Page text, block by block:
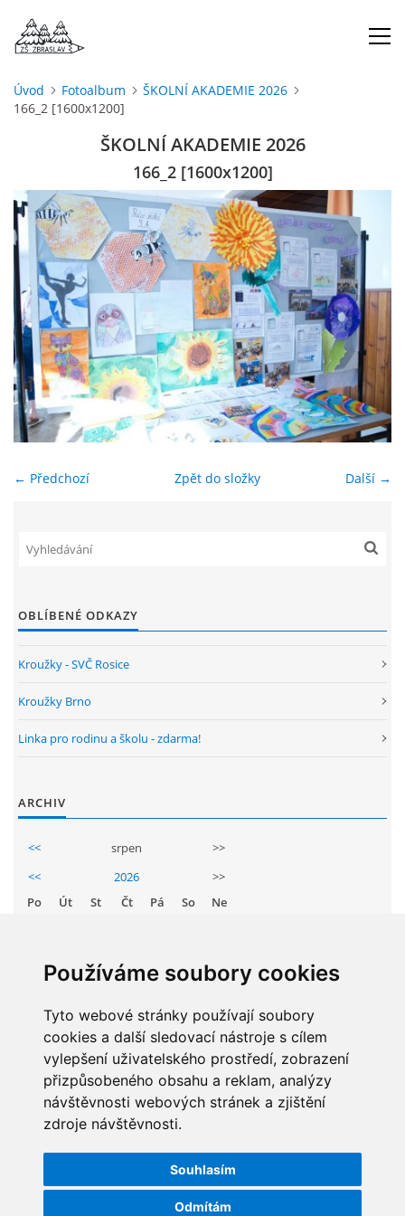
Používáme soubory cookies
Tyto webové stránky používají soubory
cookies a další sledovací nástroje s cílem
vylepšení uživatelského prostředí, zobrazení
přizpůsobeného obsahu a reklam, analýzy
návštěvnosti webových stránek a zjištění
zdroje návštěvnosti.
Souhlasím
Odmítám
ÚVOD
ŠKOLNÍ ROK
DOKUMENTY
ŠKOLSKÁ RADA
PROJEKTY
ENVIRONMENTÁLNÍ VÝCHOVA
ŠKOLNÍ DRUŽINA
ŠKOLNÍ JÍDELNA
ARCHIV
PŘEDŠKOLÁCI
ŠKOLNÍ PORADENSKÉ PRACOVIŠTĚ
NEPOTŘEBNÝ MAJETEK
NAUČNÁ STEZKA ZBRASLAV
Úvod Fotoalbum
ŠKOLNÍ AKADEMIE 2026
166_2 [1600x1200]
ŠKOLNÍ AKADEMIE 2026
166_2 [1600x1200]
← Předchozí Další →
Zpět do složky
OBLÍBENÉ ODKAZY
Kroužky - SVČ Rosice
Kroužky Brno
Linka pro rodinu a školu - zdarma!
ARCHIV
<< srpen
>>
<<
2026
>>
Po
Út St Čt Pá So
Ne
11 12 13 14 15
16
18 19 20 21 22
23
25 26 27 28 29
30
STATISTIKY